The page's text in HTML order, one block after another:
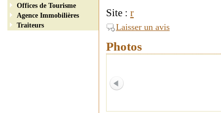
Site : r
Laisser un avis
Photos
Offices de Tourisme
Agence Immobilières
Traiteurs